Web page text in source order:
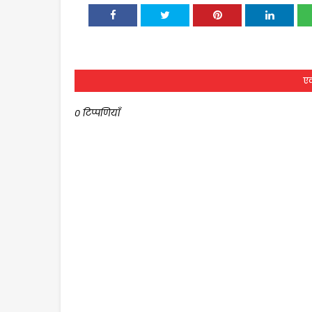
0 टिप्पणियाँ